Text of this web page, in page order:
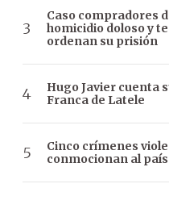
Caso compradores
homicidio doloso y
ordenan su prisión
Hugo Javier cuenta
Franca de Latele
Cinco crímenes
conmocionan al país